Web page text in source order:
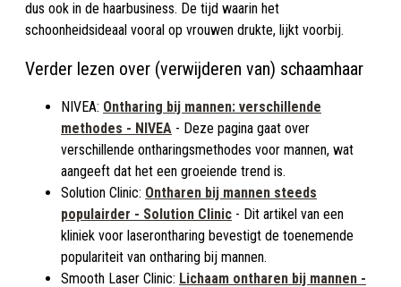
dus ook in de haarbusiness. De tijd waarin het
schoonheidsideaal vooral op vrouwen drukte, lijkt voorbij.
Verder lezen over (verwijderen van) schaamhaar
NIVEA: Ontharing bij mannen: verschillende
methodes - NIVEA - Deze pagina gaat over
verschillende ontharingsmethodes voor mannen, wat
aangeeft dat het een groeiende trend is.
Solution Clinic: Ontharen bij mannen steeds
populairder - Solution Clinic - Dit artikel van een
kliniek voor laserontharing bevestigt de toenemende
populariteit van ontharing bij mannen.
Smooth Laser Clinic: Lichaam ontharen bij mannen -